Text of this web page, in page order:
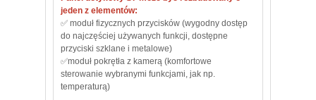
jeden z elementów:
✅ moduł fizycznych przycisków (wygodny dostęp
do najczęściej używanych funkcji, dostępne
przyciski szklane i metalowe)
✅moduł pokrętła z kamerą (komfortowe
sterowanie wybranymi funkcjami, jak np.
temperaturą)